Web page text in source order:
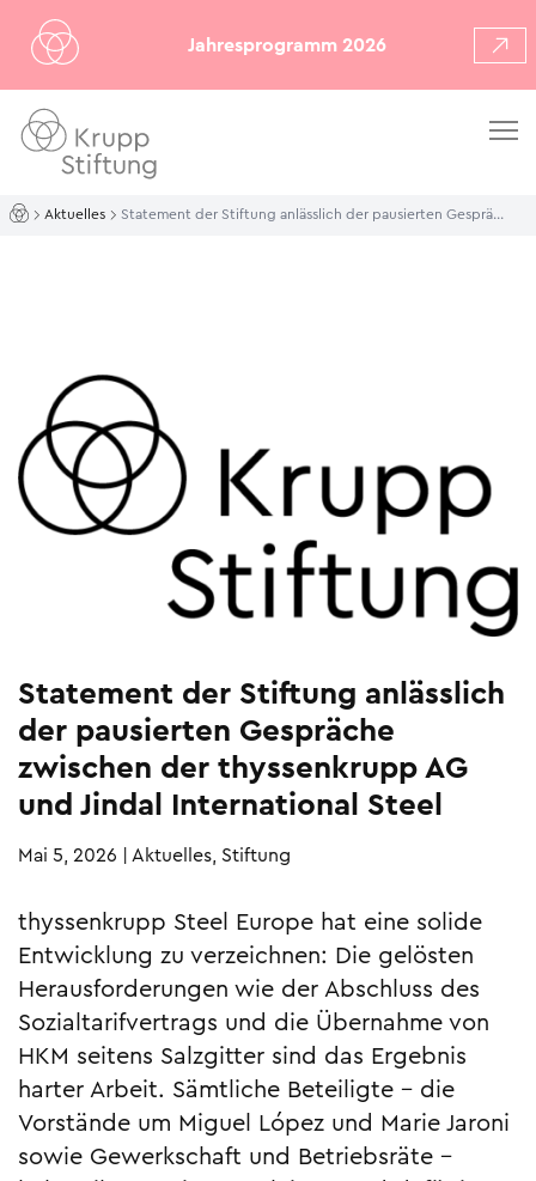
Jahresprogramm 2026
Aktuelles Statement der Stiftung anlässlich der pausierten Gespräche zwischen der thyssenkrupp AG und Jindal International Steel
Statement der Stiftung anlässlich
der pausierten Gespräche
zwischen der thyssenkrupp AG
und Jindal International Steel
Mai 5, 2026 |Aktuelles, Stiftung
thyssenkrupp Steel Europe hat eine solide
Entwicklung zu verzeichnen: Die gelösten
Herausforderungen wie der Abschluss des
Sozialtarifvertrags und die Übernahme von
HKM seitens Salzgitter sind das Ergebnis
harter Arbeit. Sämtliche Beteiligte – die
Vorstände um Miguel López und Marie Jaroni
sowie Gewerkschaft und Betriebsräte –